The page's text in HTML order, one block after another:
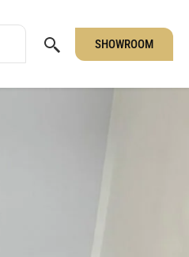
SHOWROOM